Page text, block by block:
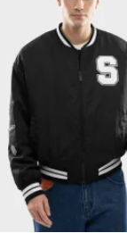
tu devolución.
y rápida, desde